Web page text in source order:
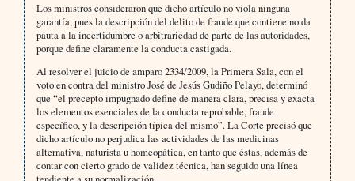
Los ministros consideraron que dicho artículo no viola ninguna
garantía, pues la descripción del delito de fraude que contiene no da
pauta a la incertidumbre o arbitrariedad de parte de las autoridades,
porque define claramente la conducta castigada.
Al resolver el juicio de amparo 2334/2009, la Primera Sala, con el
voto en contra del ministro José de Jesús Gudiño Pelayo, determinó
que “el precepto impugnado define de manera clara, precisa y exacta
los elementos esenciales de la conducta reprobable, fraude
específico, y la descripción típica del mismo”. La Corte precisó que
dicho artículo no perjudica las actividades de las medicinas
alternativa, naturista u homeopática, en tanto que éstas, además de
contar con cierto grado de validez técnica, han seguido una línea